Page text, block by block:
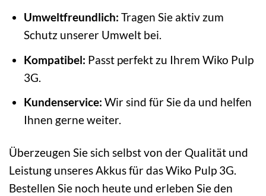
Umweltfreundlich: Tragen Sie aktiv zum
Schutz unserer Umwelt bei.
Kompatibel: Passt perfekt zu Ihrem Wiko Pulp
3G.
Kundenservice: Wir sind für Sie da und helfen
Ihnen gerne weiter.
Überzeugen Sie sich selbst von der Qualität und
Leistung unseres Akkus für das Wiko Pulp 3G.
Bestellen Sie noch heute und erleben Sie den